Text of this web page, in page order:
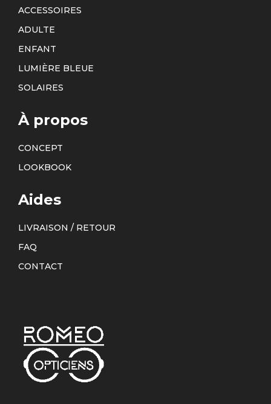
ACCESSOIRES
ADULTE
ENFANT
LUMIÈRE BLEUE
SOLAIRES
À propos
CONCEPT
LOOKBOOK
Aides
LIVRAISON / RETOUR
FAQ
CONTACT